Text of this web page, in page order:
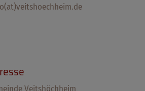
Veitshöchheim